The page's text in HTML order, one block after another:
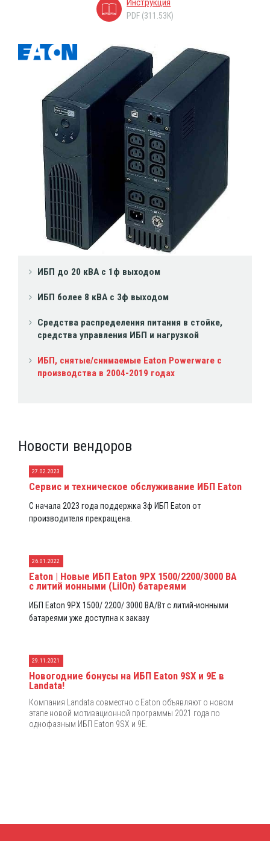
ИБП до 20 кВА с 1ф выходом
ИБП более 8 кВА с 3ф выходом
Средства распределения питания в стойке,
средства управления ИБП и нагрузкой
ИБП, снятые/снимаемые Eaton Powerware с
производства в 2004-2019 годах
Новости вендоров
27.02.2023
Сервис и техническое обслуживание ИБП Eaton
С начала 2023 года поддержка 3ф ИБП Eaton от
производителя прекращена.
26.01.2022
Eaton | Новые ИБП Eaton 9PX 1500/2200/3000 ВА
с литий ионными (LiIOn) батареями
ИБП Eaton 9PX 1500/ 2200/ 3000 ВА/Вт с литий-ионными
батареями уже доступна к заказу
29.11.2021
Новогодние бонусы на ИБП Eaton 9SX и 9E в
Landata!
Компания Landata совместно с Eaton объявляют о новом
этапе новой мотивационной программы 2021 года по
однофазным ИБП Eaton 9SX и 9E.
Инструкция
PDF (311.53K)